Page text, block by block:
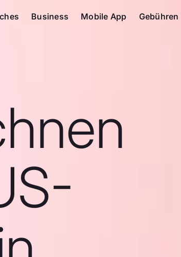
Business Mobile App Gebühren